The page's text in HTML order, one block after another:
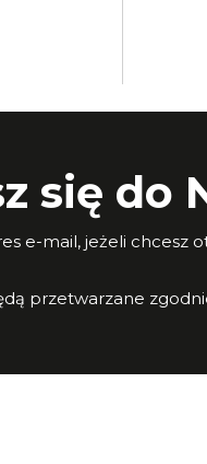
się do
e-mail, jeżeli chcesz
przetwarzane